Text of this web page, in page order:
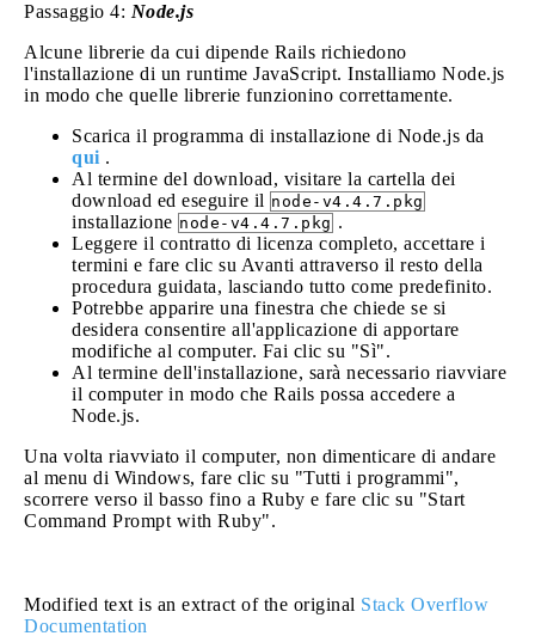
Passaggio 4: Node.js
Alcune librerie da cui dipende Rails richiedono
l'installazione di un runtime JavaScript. Installiamo Node.js
in modo che quelle librerie funzionino correttamente.
Scarica il programma di installazione di Node.js da
qui .
Al termine del download, visitare la cartella dei
download ed eseguire il node-v4.4.7.pkg
installazione node-v4.4.7.pkg .
Leggere il contratto di licenza completo, accettare i
termini e fare clic su Avanti attraverso il resto della
procedura guidata, lasciando tutto come predefinito.
Potrebbe apparire una finestra che chiede se si
desidera consentire all'applicazione di apportare
modifiche al computer. Fai clic su "Sì".
Al termine dell'installazione, sarà necessario riavviare
il computer in modo che Rails possa accedere a
Node.js.
Una volta riavviato il computer, non dimenticare di andare
al menu di Windows, fare clic su "Tutti i programmi",
scorrere verso il basso fino a Ruby e fare clic su "Start
Command Prompt with Ruby".
Modified text is an extract of the original Stack Overflow
Documentation